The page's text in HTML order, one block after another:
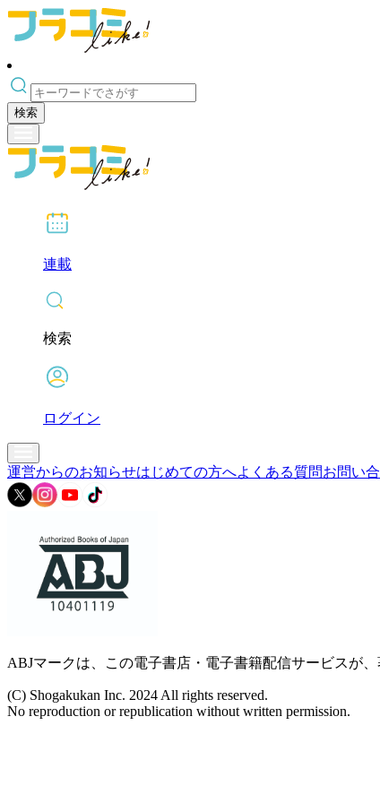
検索
連載
検索
ログイン
運営からのお知らせはじめての方へよくある質問お問い
ABJマークは、この電子書店・電子書籍配信サービスが
(C) Shogakukan Inc. 2024 All rights reserved.
No reproduction or republication without written permission.